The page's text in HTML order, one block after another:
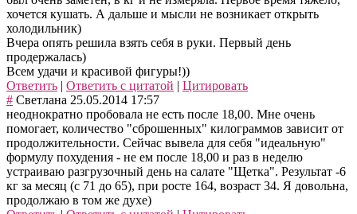
хочется кушать. А дальше и мысли не возникает открыть
холодильник)
Вчера опять решила взять себя в руки. Первый день
продержалась)
Всем удачи и красивой фигуры!))
Ответить | Ответить с цитатой | Цитировать
# Светлана 25.05.2014 17:57
неоднократно пробовала не есть после 18,00. Мне очень
помогает, количество "сброшенных" килограммов зависит от
продолжительности. Сейчас вывела для себя "идеальную"
формулу похудения - не ем после 18,00 и раз в неделю
устраиваю разгрузочный день на салате "Щетка". Результат -6
кг за месяц (с 71 до 65), при росте 164, возраст 34. Я довольна,
продолжаю в том же духе)